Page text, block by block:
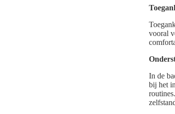
vooral
In de
bij het